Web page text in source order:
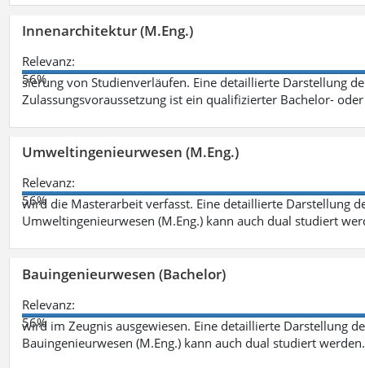
Innenarchitektur (M.Eng.)
Relevanz:
56%
sierung von Studienverläufen. Eine detaillierte Darstellung
Zulassungsvoraussetzung ist ein qualifizierter Bachelor-
Umweltingenieurwesen (M.Eng.)
Relevanz:
56%
wird die Masterarbeit verfasst. Eine detaillierte Darstellung
Umweltingenieurwesen (M.Eng.) kann auch dual studiert
Bauingenieurwesen (Bachelor)
Relevanz:
56%
wird im Zeugnis ausgewiesen. Eine detaillierte Darstellung
Bauingenieurwesen (M.Eng.) kann auch dual studiert